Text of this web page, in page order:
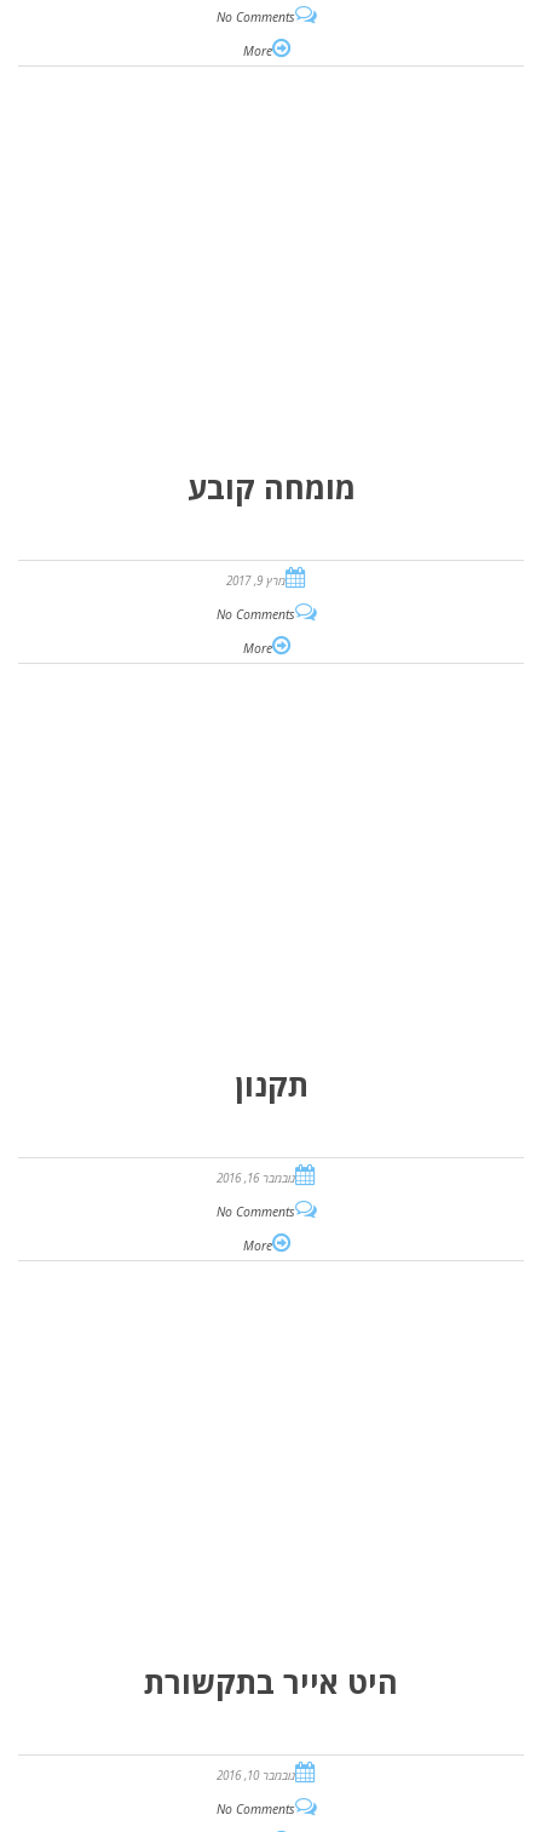
No Comments
More
מומחה קובע
מרץ 9, 2017
No Comments
More
תקנון
נובמבר 16, 2016
No Comments
More
היט אייר בתקשורת
נובמבר 10, 2016
No Comments